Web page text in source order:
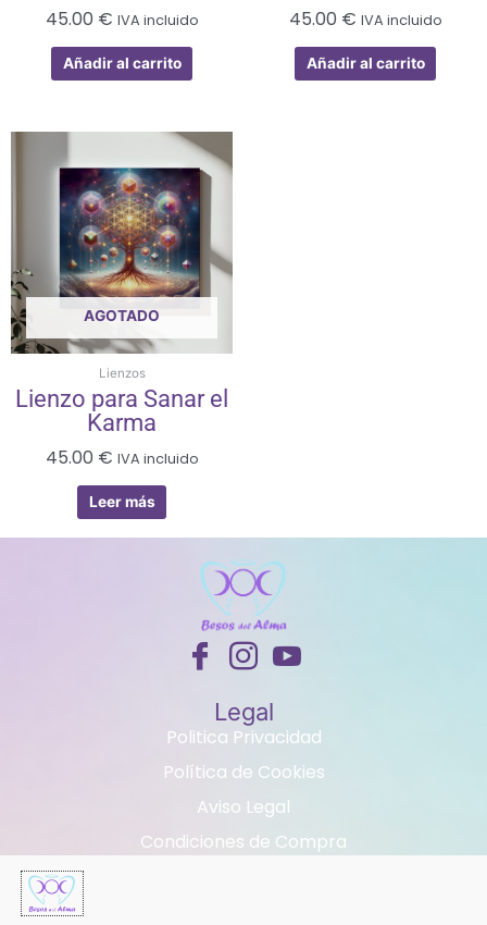
45.00 € IVA incluido
Añadir al carrito
45.00 € IVA incluido
Añadir al carrito
AGOTADO
Lienzos
Lienzo para Sanar el
Karma
45.00 € IVA incluido
Leer más
Legal
Politica Privacidad
Política de Cookies
Aviso Legal
Condiciones de Compra